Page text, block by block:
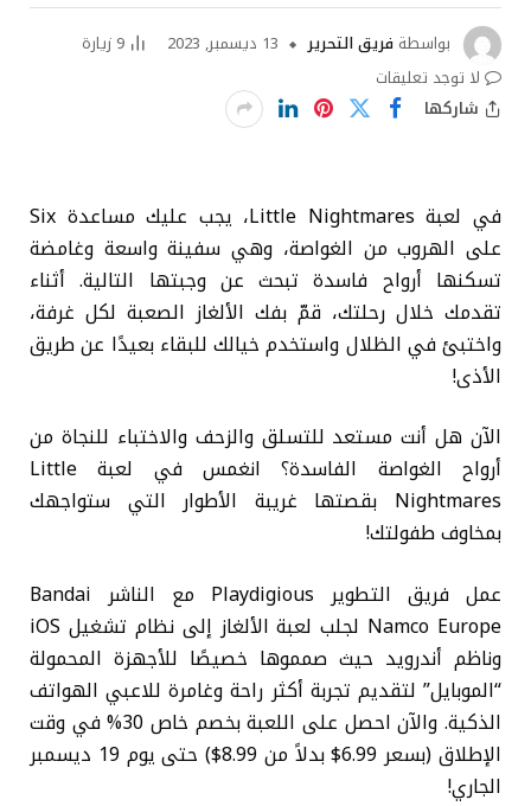
بواسطة فريق التحرير 13 ديسمبر, 2023 9 زيارة
لا توجد تعليقات
شاركها
في لعبة Little Nightmares، يجب عليك مساعدة Six
على الهروب من الغواصة، وهي سفينة واسعة وغامضة
تسكنها أرواح فاسدة تبحث عن وجبتها التالية. أثناء
تقدمك خلال رحلتك، قمّ بفك الألغاز الصعبة لكل غرفة،
واختبئ في الظلال واستخدم خيالك للبقاء بعيدًا عن طريق
الأذى!
الآن هل أنت مستعد للتسلق والزحف والاختباء للنجاة من
أرواح الغواصة الفاسدة؟ انغمس في لعبة Little
Nightmares بقصتها غريبة الأطوار التي ستواجهك
بمخاوف طفولتك!
عمل فريق التطوير Playdigious مع الناشر Bandai
Namco Europe لجلب لعبة الألغاز إلى نظام تشغيل iOS
وناظم أندرويد حيث صمموها خصيصًا للأجهزة المحمولة
“الموبايل” لتقديم تجربة أكثر راحة وغامرة للاعبي الهواتف
الذكية. والآن احصل على اللعبة بخصم خاص 30% في وقت
الإطلاق (بسعر 6.99$ بدلاً من 8.99$) حتى يوم 19 ديسمبر
الجاري!